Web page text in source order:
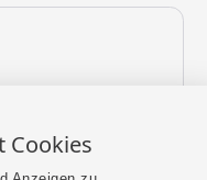
Cookies